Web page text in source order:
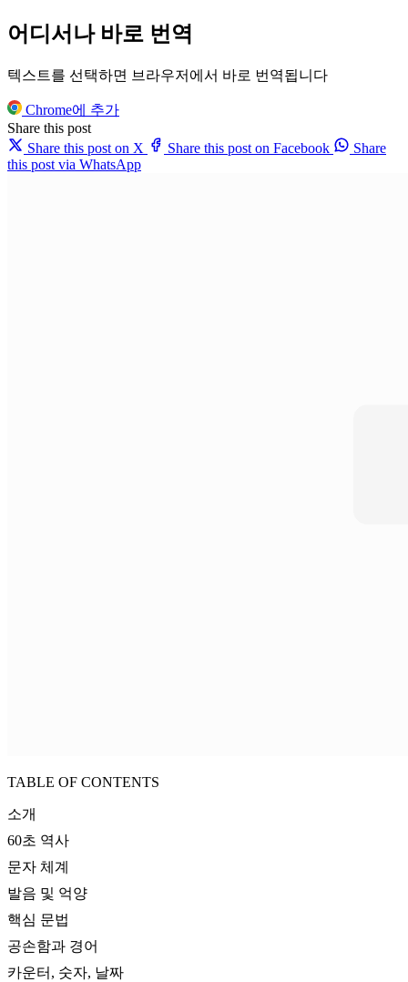
어디서나 바로 번역
텍스트를 선택하면 브라우저에서 바로 번역됩니다
Chrome에 추가
Share this post
Share this post on X
Share this post on Facebook
Share
this post via WhatsApp
TABLE OF CONTENTS
소개
60초 역사
문자 체계
발음 및 억양
핵심 문법
공손함과 경어
카운터, 숫자, 날짜